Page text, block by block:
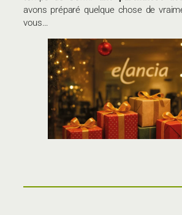
avons préparé quelque chose de
vous…